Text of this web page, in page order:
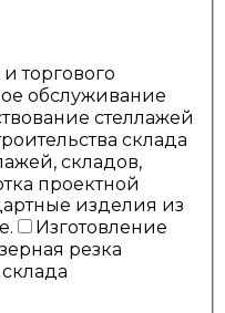
торгового
обслуживание
стеллажей
склада
складов,
проектной
изделия из
Изготовление
резка